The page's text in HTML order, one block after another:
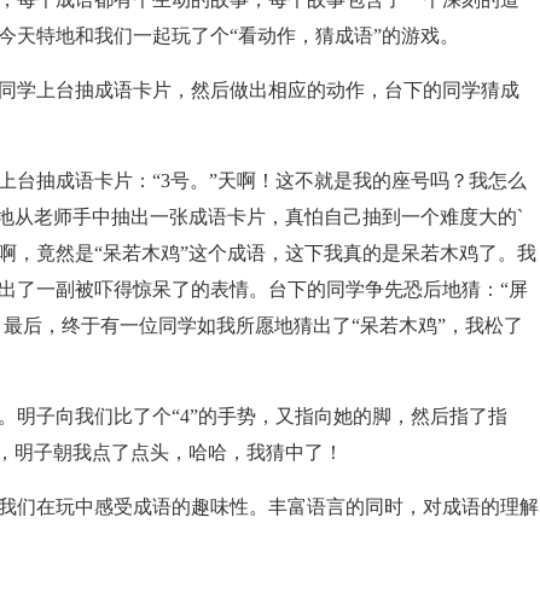
特地和我们一起玩了个“看动作，猜成语”的游戏。
学上台抽成语卡片，然后做出相应的动作，台下的同学猜成
台抽成语卡片：“3号。”天啊！这不就是我的座号吗？我怎么
从老师手中抽出一张成语卡片，真怕自己抽到一个难度大的`
，竟然是“呆若木鸡”这个成语，这下我真的是呆若木鸡了。我
了一副被吓得惊呆了的表情。台下的同学争先恐后地猜：“屏
后，终于有一位同学如我所愿地猜出了“呆若木鸡”，我松了
明子向我们比了个“4”的手势，又指向她的脚，然后指了指
明子朝我点了点头，哈哈，我猜中了！
们在玩中感受成语的趣味性。丰富语言的同时，对成语的理解